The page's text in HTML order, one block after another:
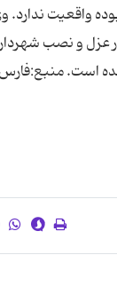
واقعیت
عزل و نصب
شده است. منبع:فارس